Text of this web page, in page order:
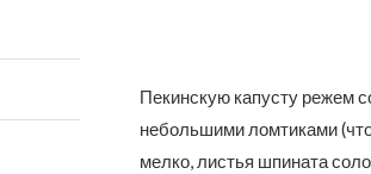
Пекинскую капусту режем
небольшими ломтиками
мелко, листья шпината